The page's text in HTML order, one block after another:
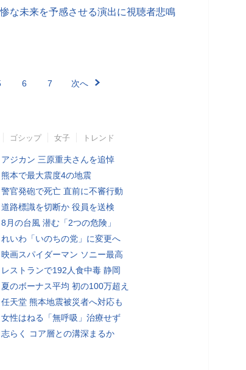
な未来を予感させる演出に視聴者悲鳴
6 7 次へ
ゴシップ 女子 トレンド
アジカン 三原重夫さんを追悼
熊本で最大震度4の地震
警官発砲で死亡 直前に不審行動
道路標識を切断か 役員を送検
8月の台風 潜む「2つの危険」
れいわ「いのちの党」に変更へ
映画スパイダーマン ソニー最高
レストランで192人食中毒 静岡
夏のボーナス平均 初の100万超え
任天堂 熊本地震被災者へ対応も
女性はねる「無呼吸」治療せず
志らく コア層との溝深まるか